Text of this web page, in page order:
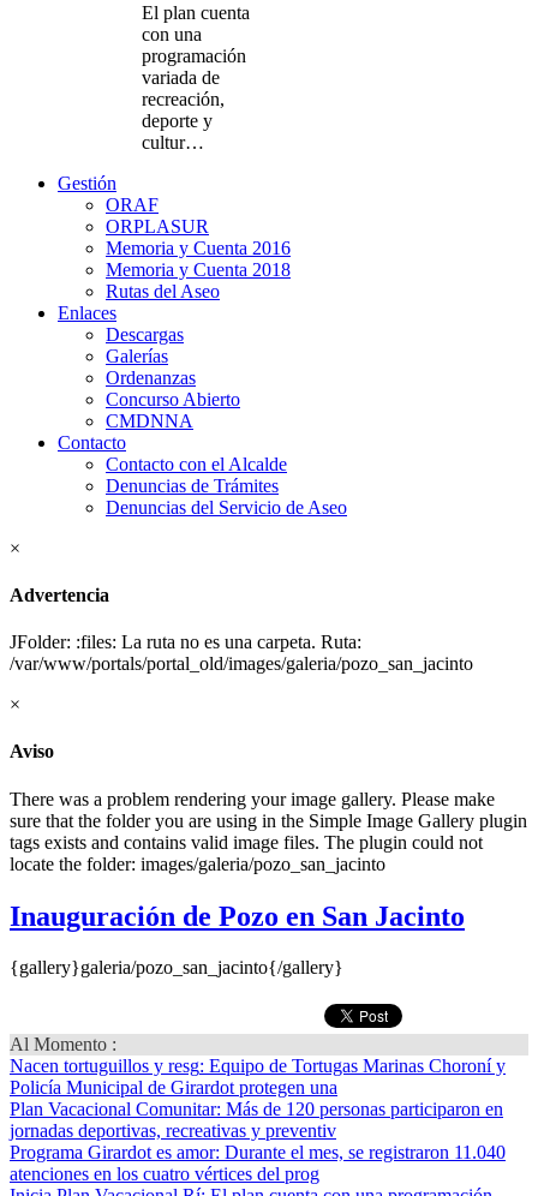
El plan cuenta
con una
programación
variada de
recreación,
deporte y
cultur…
Gestión
ORAF
ORPLASUR
Memoria y Cuenta 2016
Memoria y Cuenta 2018
Rutas del Aseo
Enlaces
Descargas
Galerías
Ordenanzas
Concurso Abierto
CMDNNA
Contacto
Contacto con el Alcalde
Denuncias de Trámites
Denuncias del Servicio de Aseo
×
Advertencia
JFolder: :files: La ruta no es una carpeta. Ruta:
/var/www/portals/portal_old/images/galeria/pozo_san_jacinto
×
Aviso
There was a problem rendering your image gallery. Please make
sure that the folder you are using in the Simple Image Gallery plugin
tags exists and contains valid image files. The plugin could not
locate the folder: images/galeria/pozo_san_jacinto
Inauguración de Pozo en San Jacinto
{gallery}galeria/pozo_san_jacinto{/gallery}
Al Momento :
Nacen tortuguillos y resg: Equipo de Tortugas Marinas Choroní y
Policía Municipal de Girardot protegen una
Plan Vacacional Comunitar: Más de 120 personas participaron en
jornadas deportivas, recreativas y preventiv
Programa Girardot es amor: Durante el mes, se registraron 11.040
atenciones en los cuatro vértices del prog